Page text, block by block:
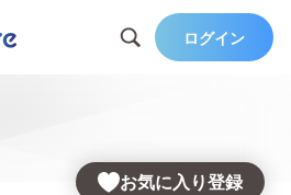
ログイン
お気に入り登録